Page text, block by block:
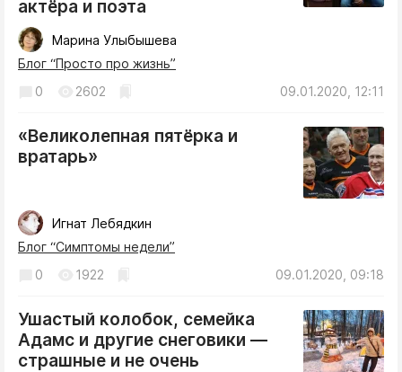
актёра и поэта
Марина Улыбышева
Блог “Просто про жизнь”
09.01.2020, 12:11
0 2602
«Великолепная пятёрка и
вратарь»
Игнат Лебядкин
Блог “Симптомы недели”
09.01.2020, 09:18
0 1922
Ушастый колобок, семейка
Адамс и другие снеговики —
страшные и не очень